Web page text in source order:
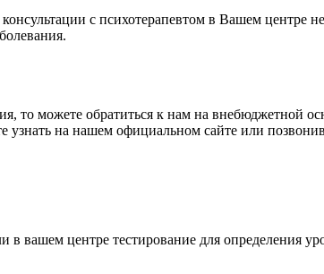
с психотерапевтом в Вашем центре
то можете обратиться к нам на внебюджетной
узнать на нашем официальном сайте или
в вашем центре тестирование для определения